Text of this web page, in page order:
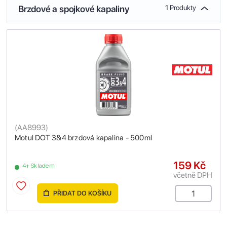
Brzdové a spojkové kapaliny 1 Produkty
Motul DOT 3&4 brzdová kapalina - 500ml
(AA8993)
4+ Skladem 159 Kč
včetně DPH
PŘIDAT DO KOŠÍKU